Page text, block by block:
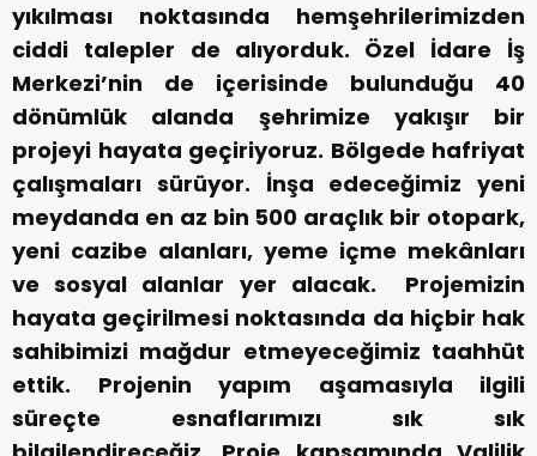
yıkılması noktasında hemşehrilerimizden
ciddi talepler de alıyorduk. Özel İdare İş
Merkezi’nin de içerisinde bulunduğu 40
dönümlük alanda şehrimize yakışır bir
projeyi hayata geçiriyoruz. Bölgede hafriyat
çalışmaları sürüyor. İnşa edeceğimiz yeni
meydanda en az bin 500 araçlık bir otopark,
yeni cazibe alanları, yeme içme mekânları
ve sosyal alanlar yer alacak. Projemizin
hayata geçirilmesi noktasında da hiçbir hak
sahibimizi mağdur etmeyeceğimiz taahhüt
ettik. Projenin yapım aşamasıyla ilgili
süreçte esnaflarımızı sık sık